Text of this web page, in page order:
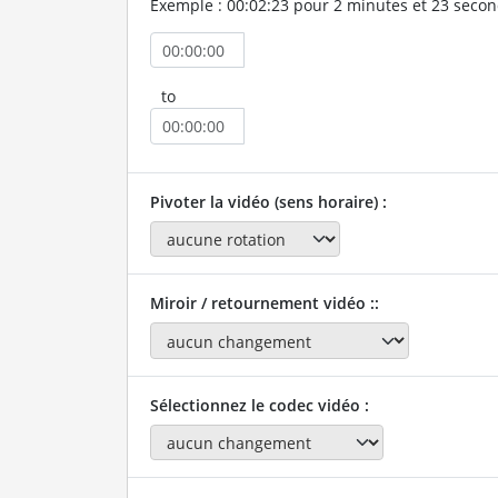
Exemple : 00:02:23 pour 2 minutes et 23
to
Pivoter la vidéo (sens horaire) :
Miroir / retournement vidéo ::
Sélectionnez le codec vidéo :